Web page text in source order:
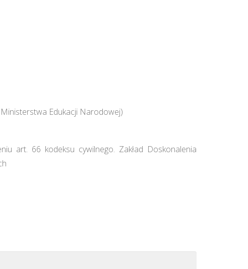
Edukacji Narodowej)
art. 66 kodeksu cywilnego. Zakład Doskonalenia